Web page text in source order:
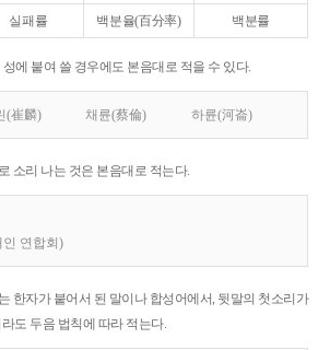
실패률 백분율(百分率) 백분률
에 붙여 쓸 경우에도 본음대로 적을 수 있다.
(崔麟) 채륜(蔡倫) 하륜(河崙)
소리 나는 것은 본음대로 적는다.
인 연합회)
한자가 붙어서 된 말이나 합성어에서, 뒷말의 첫소리가
라도 두음 법칙에 따라 적는다.